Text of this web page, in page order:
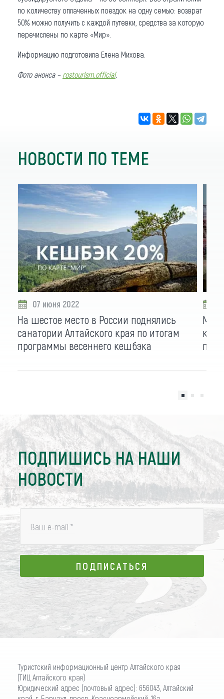
по количеству оплаченных поездок на одну семью: возврат
50% можно получить с каждой путевки, средства за которую
перечислены по карте «Мир».
Информацию подготовила Елена Михова.
Фото анонса – rostourism.official.
НОВОСТИ ПО ТЕМЕ
07 июня 2022
На шестое место в России поднялись
санатории Алтайского края по итогам
программы весеннего кешбэка
ПОДПИШИСЬ НА НАШИ
НОВОСТИ
Ваш e-mail *
ПОДПИСАТЬСЯ
ПОДПИСАТЬСЯ
Туристский информационный центр Алтайского края
(ТИЦ Алтайского края)
Юридический адрес (почтовый адрес): 656043, Алтайский